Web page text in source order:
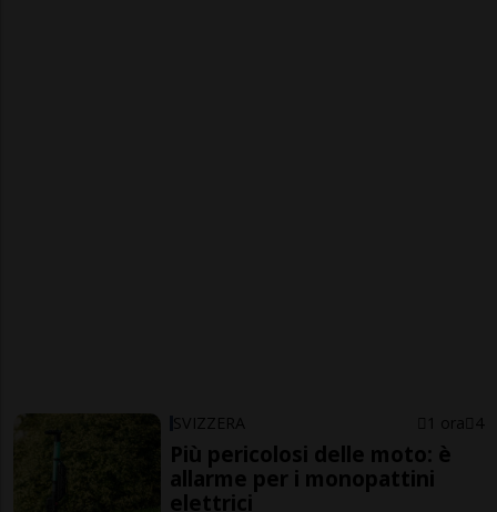
SVIZZERA 1 ora 4
Più pericolosi delle moto: è
allarme per i monopattini
elettrici